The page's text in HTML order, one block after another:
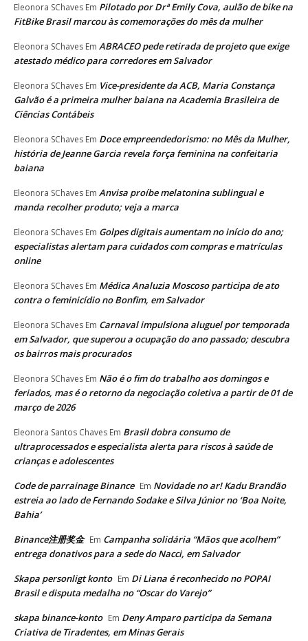
Eleonora SChaves Em Pilotado por Drª Emily Cova, aulão de bike na
FitBike Brasil marcou às comemorações do mês da mulher
Eleonora SChaves Em ABRACEO pede retirada de projeto que exige
atestado médico para corredores em Salvador
Eleonora SChaves Em Vice-presidente da ACB, Maria Constança
Galvão é a primeira mulher baiana na Academia Brasileira de
Ciências Contábeis
Eleonora SChaves Em Doce empreendedorismo: no Mês da Mulher,
história de Jeanne Garcia revela força feminina na confeitaria
baiana
Eleonora SChaves Em Anvisa proíbe melatonina sublingual e
manda recolher produto; veja a marca
Eleonora SChaves Em Golpes digitais aumentam no início do ano;
especialistas alertam para cuidados com compras e matrículas
online
Eleonora SChaves Em Médica Analuzia Moscoso participa de ato
contra o feminicídio no Bonfim, em Salvador
Eleonora SChaves Em Carnaval impulsiona aluguel por temporada
em Salvador, que superou a ocupação do ano passado; descubra
os bairros mais procurados
Eleonora SChaves Em Não é o fim do trabalho aos domingos e
feriados, mas é o retorno da negociação coletiva a partir de 01 de
março de 2026
Eleonora Santos Chaves Em Brasil dobra consumo de
ultraprocessados e especialista alerta para riscos à saúde de
crianças e adolescentes
Code de parrainage Binance Em Novidade no ar! Kadu Brandão
estreia ao lado de Fernando Sodake e Silva Júnior no ‘Boa Noite,
Bahia’
Binance注册奖金 Em Campanha solidária “Mãos que acolhem”
entrega donativos para a sede do Nacci, em Salvador
Skapa personligt konto Em Di Liana é reconhecido no POPAI
Brasil e disputa medalha no “Oscar do Varejo”
skapa binance-konto Em Deny Amparo participa da Semana
Criativa de Tiradentes, em Minas Gerais